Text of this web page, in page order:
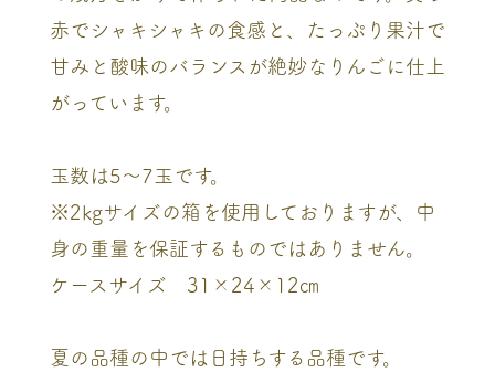
赤でシャキシャキの食感と、たっぷり果汁で
甘みと酸味のバランスが絶妙なりんごに仕上
がっています。
玉数は5～7玉です。
※2kgサイズの箱を使用しておりますが、中
身の重量を保証するものではありません。
ケースサイズ 31×24×12㎝
夏の品種の中では日持ちする品種です。